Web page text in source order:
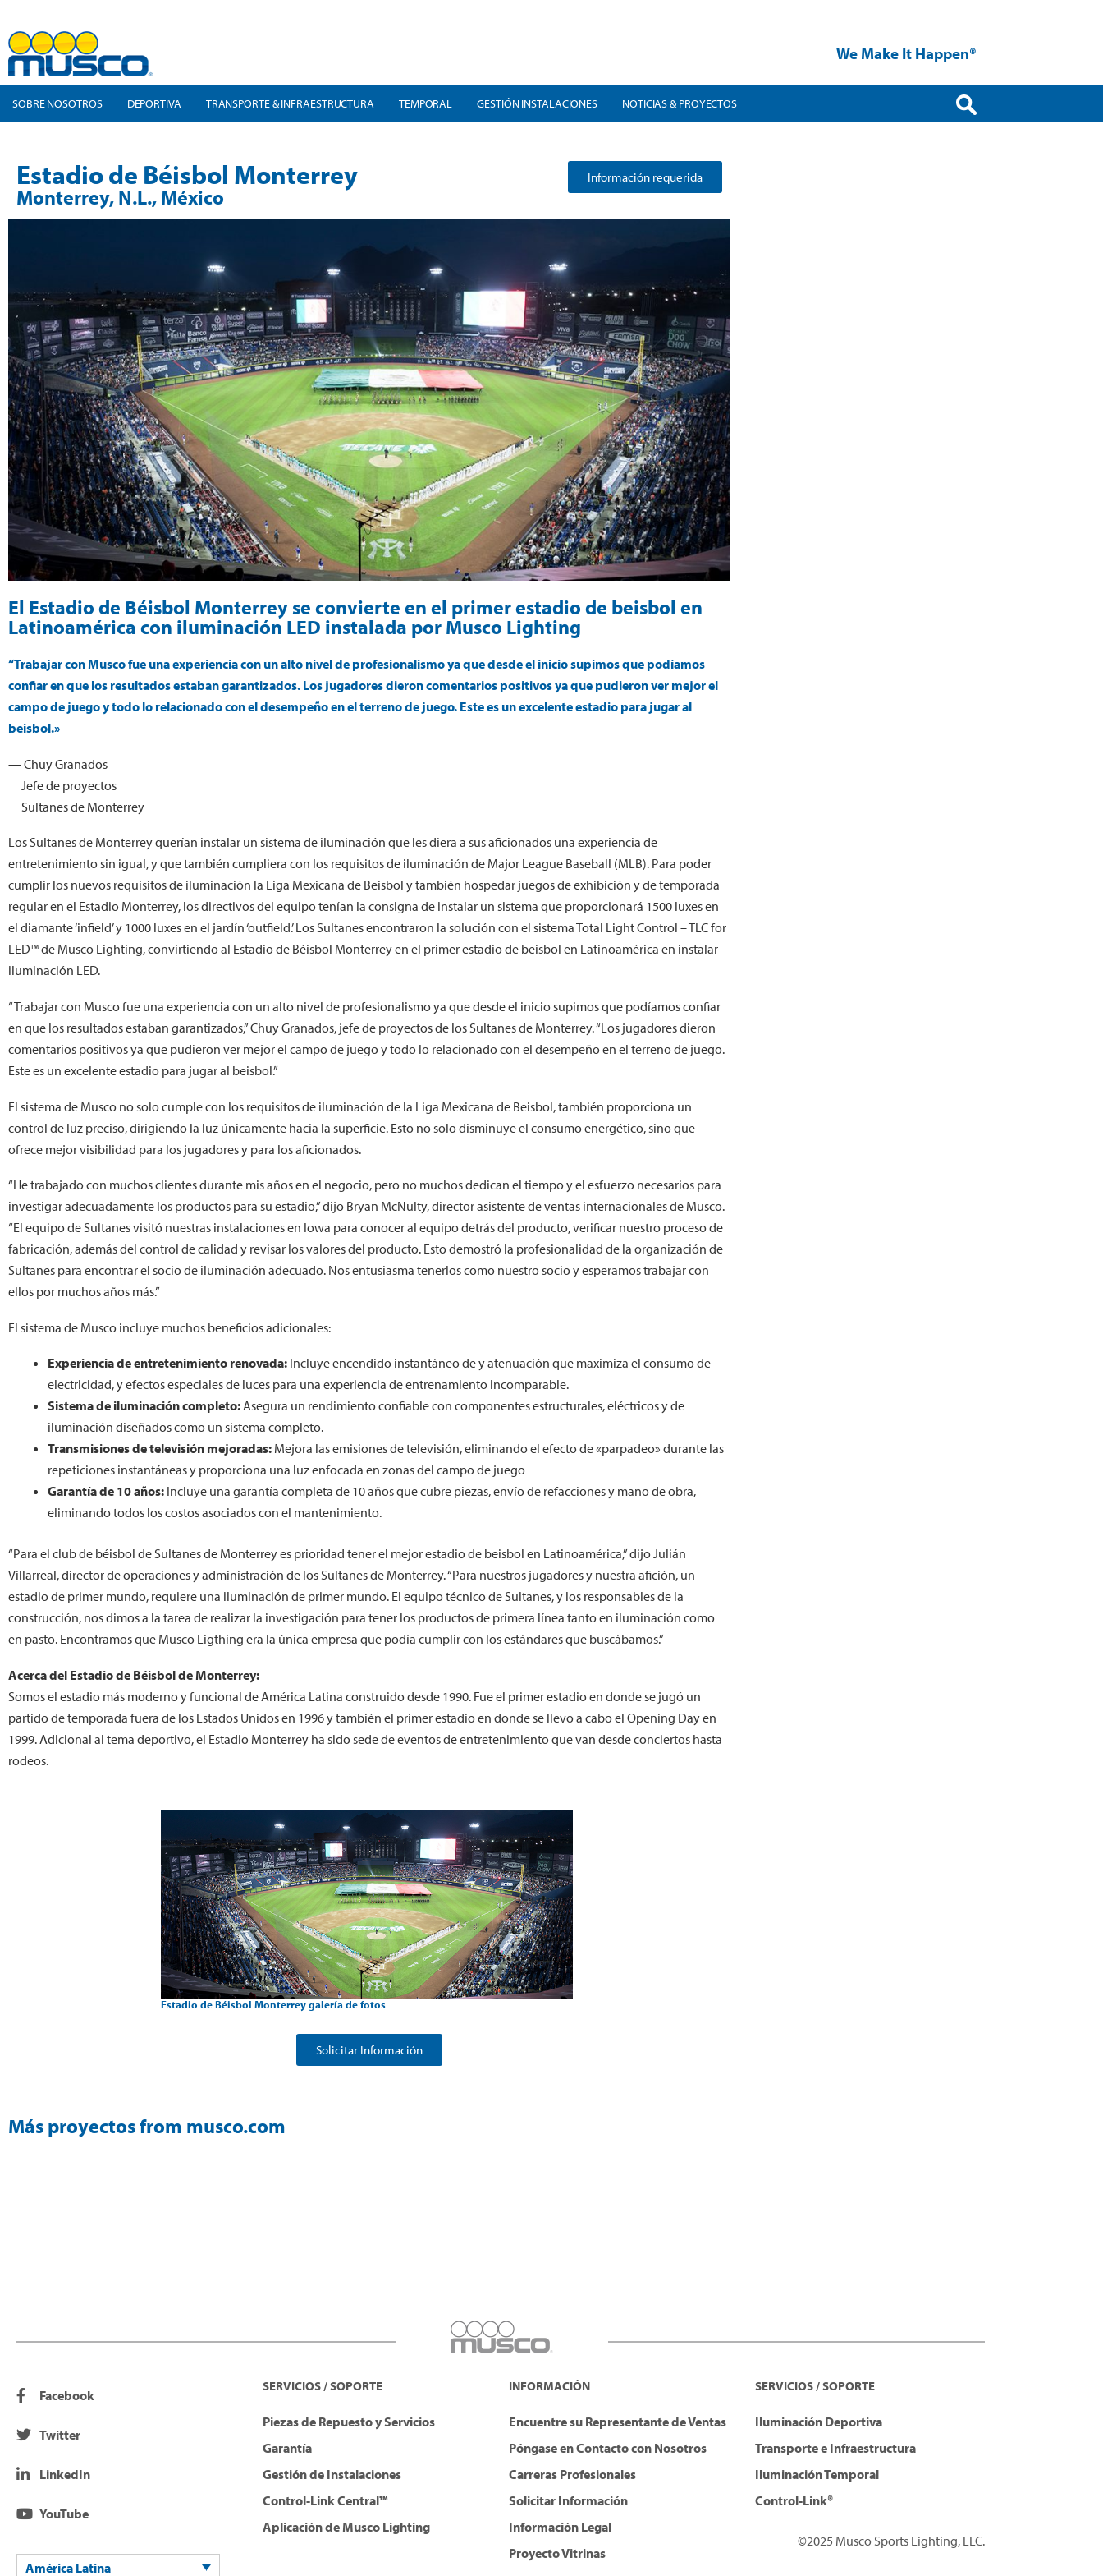
We Make It Happen®
SOBRE NOSOTROS DEPORTIVA TRANSPORTE & INFRAESTRUCTURA TEMPORAL GESTIÓN INSTALACIONES NOTICIAS & PROYECTOS
Estadio de Béisbol Monterrey
Monterrey, N.L., México
Información requerida
El Estadio de Béisbol Monterrey se convierte en el primer estadio de beisbol en
Latinoamérica con iluminación LED instalada por Musco Lighting
“Trabajar con Musco fue una experiencia con un alto nivel de profesionalismo ya que desde el inicio supimos que podíamos
confiar en que los resultados estaban garantizados. Los jugadores dieron comentarios positivos ya que pudieron ver mejor el
campo de juego y todo lo relacionado con el desempeño en el terreno de juego. Este es un excelente estadio para jugar al
beisbol.»
— Chuy Granados
Jefe de proyectos
Sultanes de Monterrey
Los Sultanes de Monterrey querían instalar un sistema de iluminación que les diera a sus aficionados una experiencia de
entretenimiento sin igual, y que también cumpliera con los requisitos de iluminación de Major League Baseball (MLB). Para poder
cumplir los nuevos requisitos de iluminación la Liga Mexicana de Beisbol y también hospedar juegos de exhibición y de temporada
regular en el Estadio Monterrey, los directivos del equipo tenían la consigna de instalar un sistema que proporcionará 1500 luxes en
el diamante ‘infield’ y 1000 luxes en el jardín ‘outfield.’ Los Sultanes encontraron la solución con el sistema Total Light Control – TLC for
LED™ de Musco Lighting, convirtiendo al Estadio de Béisbol Monterrey en el primer estadio de beisbol en Latinoamérica en instalar
iluminación LED.
“Trabajar con Musco fue una experiencia con un alto nivel de profesionalismo ya que desde el inicio supimos que podíamos confiar
en que los resultados estaban garantizados,” Chuy Granados, jefe de proyectos de los Sultanes de Monterrey. “Los jugadores dieron
comentarios positivos ya que pudieron ver mejor el campo de juego y todo lo relacionado con el desempeño en el terreno de juego.
Este es un excelente estadio para jugar al beisbol.”
El sistema de Musco no solo cumple con los requisitos de iluminación de la Liga Mexicana de Beisbol, también proporciona un
control de luz preciso, dirigiendo la luz únicamente hacia la superficie. Esto no solo disminuye el consumo energético, sino que
ofrece mejor visibilidad para los jugadores y para los aficionados.
“He trabajado con muchos clientes durante mis años en el negocio, pero no muchos dedican el tiempo y el esfuerzo necesarios para
investigar adecuadamente los productos para su estadio,” dijo Bryan McNulty, director asistente de ventas internacionales de Musco.
“El equipo de Sultanes visitó nuestras instalaciones en Iowa para conocer al equipo detrás del producto, verificar nuestro proceso de
fabricación, además del control de calidad y revisar los valores del producto. Esto demostró la profesionalidad de la organización de
Sultanes para encontrar el socio de iluminación adecuado. Nos entusiasma tenerlos como nuestro socio y esperamos trabajar con
ellos por muchos años más.”
El sistema de Musco incluye muchos beneficios adicionales:
Experiencia de entretenimiento renovada: Incluye encendido instantáneo de y atenuación que maximiza el consumo de
electricidad, y efectos especiales de luces para una experiencia de entrenamiento incomparable.
Sistema de iluminación completo:Asegura un rendimiento confiable con componentes estructurales, eléctricos y de
iluminación diseñados como un sistema completo.
Transmisiones de televisión mejoradas: Mejora las emisiones de televisión, eliminando el efecto de «parpadeo» durante las
repeticiones instantáneas y proporciona una luz enfocada en zonas del campo de juego
Garantía de 10 años: Incluye una garantía completa de 10 años que cubre piezas, envío de refacciones y mano de obra,
eliminando todos los costos asociados con el mantenimiento.
“Para el club de béisbol de Sultanes de Monterrey es prioridad tener el mejor estadio de beisbol en Latinoamérica,” dijo Julián
Villarreal, director de operaciones y administración de los Sultanes de Monterrey. “Para nuestros jugadores y nuestra afición, un
estadio de primer mundo, requiere una iluminación de primer mundo. El equipo técnico de Sultanes, y los responsables de la
construcción, nos dimos a la tarea de realizar la investigación para tener los productos de primera línea tanto en iluminación como
en pasto. Encontramos que Musco Ligthing era la única empresa que podía cumplir con los estándares que buscábamos.”
Acerca del Estadio de Béisbol de Monterrey:
Somos el estadio más moderno y funcional de América Latina construido desde 1990. Fue el primer estadio en donde se jugó un
partido de temporada fuera de los Estados Unidos en 1996 y también el primer estadio en donde se llevo a cabo el Opening Day en
1999. Adicional al tema deportivo, el Estadio Monterrey ha sido sede de eventos de entretenimiento que van desde conciertos hasta
rodeos.
Estadio de Béisbol Monterrey galería de fotos
Solicitar Información
Más proyectos from musco.com
Facebook
Twitter
LinkedIn
YouTube
América Latina
SERVICIOS / SOPORTE
Piezas de Repuesto y Servicios
Garantía
Gestión de Instalaciones
Control-Link Central™
Aplicación de Musco Lighting
INFORMACIÓN
Encuentre su Representante de Ventas
Póngase en Contacto con Nosotros
Carreras Profesionales
Solicitar Información
Información Legal
Proyecto Vitrinas
SERVICIOS / SOPORTE
Iluminación Deportiva
Transporte e Infraestructura
Iluminación Temporal
Control-Link®
©2025 Musco Sports Lighting, LLC.